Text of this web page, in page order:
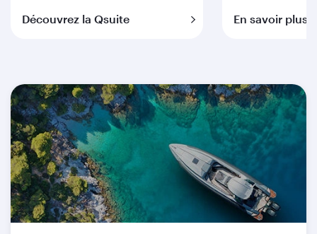
Découvrez la Qsuite En savoir plus